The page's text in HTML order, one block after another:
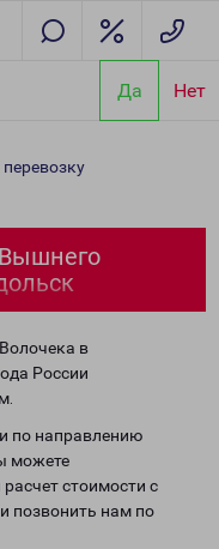
Да Нет
Вышнего
в
России
по направлению
можете
стоимости с
позвонить нам по